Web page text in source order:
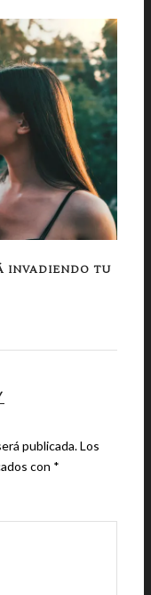
INVADIENDO TU
publicada.Los
con *